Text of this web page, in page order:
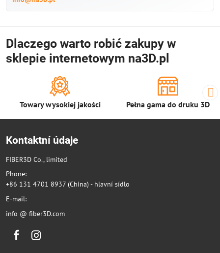
Dlaczego warto robić zakupy w
sklepie internetowym na3D.pl
Towary wysokiej jakości Pełna gama do druku 3D
Kontaktní údaje
FIBER3D Co., limited
Phone:
+86 131 4701 8937 (China) - hlavní sídlo
E-mail:
info @ fiber3D.com
FacebookInstagram